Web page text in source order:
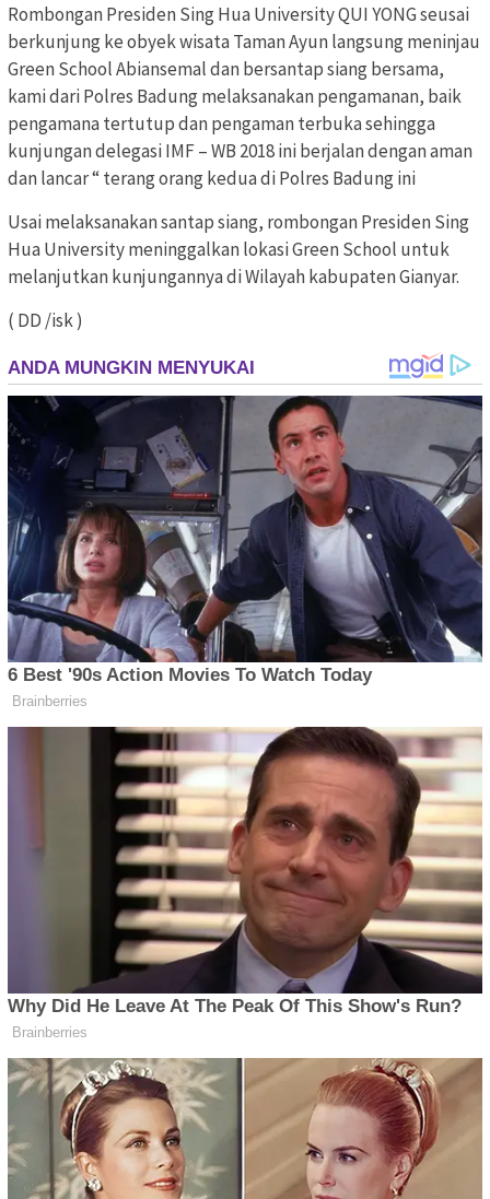
Rombongan Presiden Sing Hua University QUI YONG seusai
berkunjung ke obyek wisata Taman Ayun langsung meninjau
Green School Abiansemal dan bersantap siang bersama,
kami dari Polres Badung melaksanakan pengamanan, baik
pengamana tertutup dan pengaman terbuka sehingga
kunjungan delegasi IMF – WB 2018 ini berjalan dengan aman
dan lancar “ terang orang kedua di Polres Badung ini
Usai melaksanakan santap siang, rombongan Presiden Sing
Hua University meninggalkan lokasi Green School untuk
melanjutkan kunjungannya di Wilayah kabupaten Gianyar.
( DD /isk )